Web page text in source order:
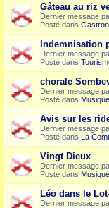
Gâteau au riz
Dernier message
Posté dans
Indemnisation
Dernier message
Posté dans
chorale
Dernier message
Posté dans
Avis sur les
Dernier message
Posté dans La
Vingt Dieux
Dernier message
Posté dans
Léo dans le
Dernier message